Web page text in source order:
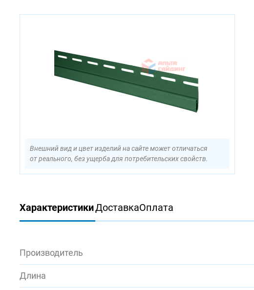
Внешний вид и цвет изделий на сайте может отличаться
от реального, без ущерба для потребительских свойств.
ХарактеристикиДоставкаОплата
Производитель
Длина